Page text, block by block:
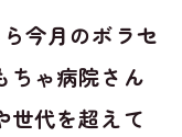
今月のボラセ
ちゃ病院さん
世代を超えて